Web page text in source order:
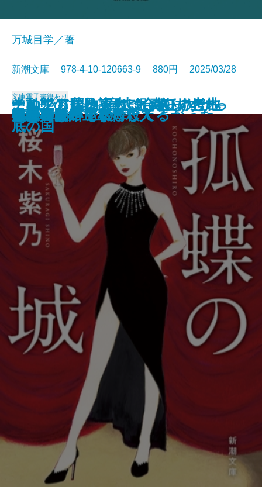
河を渡って木立の中へ
逃げろ逃げろ逃げろ！
灼熱の魂
銃を持つ花嫁
このクリニックはつぶれます！─
医療コンサル高柴一香の診断─
光の犬
中動態の世界─意志と責任の考古
学─
東大なんか入らなきゃよかった
それでも僕は東大に合格したかっ
た─偏差値35からの大逆転─
あの子とQ
万城目学／著
新潮文庫 978-4-10-120663-9 880円 2025/03/28
文庫電子書籍あり
孤蝶の城
春のこわいもの
アマチュア
ナルニア国物語4 銀のいすと地
底の国
母親になって後悔してる
族長の秋
美澄真白の正なる殺人
小暮写眞館〔上〕
小暮写眞館〔下〕
沈むフランシス